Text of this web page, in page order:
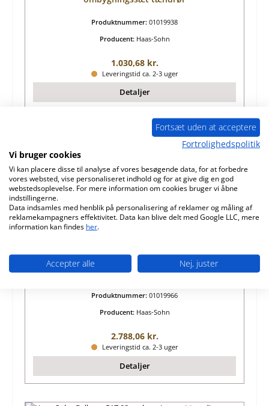
Produktnummer: 01019938
Producent: Haas-Sohn
Almindelig pris:
1.030,68 kr.
Leveringstid ca. 2-3 uger
Detaljer
Haas-Sohn HSP 2.17 Premium II ombygningssæt
tænding
Produktnummer: 01019966
Producent: Haas-Sohn
Almindelig pris:
2.788,06 kr.
Leveringstid ca. 2-3 uger
Detaljer
Fortsæt uden at acceptere
Fortrolighedspolitik
Vi bruger cookies
Vi kan placere disse til analyse af vores besøgende data, for at forbedre
vores websted, vise personaliseret indhold og for at give dig en god
webstedsoplevelse. For mere information om cookies bruger vi åbne
indstillingerne.
Data indsamles med henblik på personalisering af reklamer og måling af
reklamekampagners effektivitet. Data kan blive delt med Google LLC, mere
information kan findes her.
Accepter alle Nej, juster